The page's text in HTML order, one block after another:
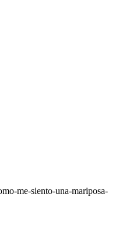
me-siento-una-mariposa-